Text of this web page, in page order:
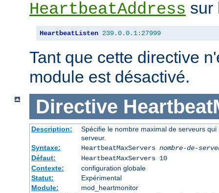
HeartbeatAddress sur
HeartbeatListen 239.0.0.1: 27999
Tant que cette directive
module est désactivé.
Directive
Description:
Spécifie le nombre maximal de serveurs
serveur.
Syntaxe:
HeartbeatMaxServers nombre-de-
Défaut:
HeartbeatMaxServers 10
Contexte:
configuration globale
Statut:
Expérimental
Module:
mod_heartmonitor